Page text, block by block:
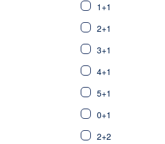
Алания центр
Джикджилли
Кестель
Демирташ
Газипаша
1+1
2+1
3+1
4+1
5+1
0+1
2+2